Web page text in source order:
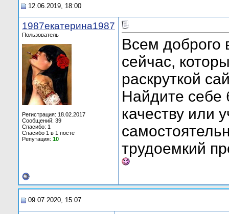
12.06.2019, 18:00
1987екатерина1987
Пользователь
Регистрация: 18.02.2017
Сообщений: 39
Спасибо: 1
Спасибо 1 в 1 посте
Репутация: 10
Всем доброго
сейчас,
раскруткой
Найдите себе
качеству или
трудоемкий
09.07.2020, 15:07